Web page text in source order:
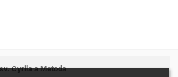
Cyrila a Metoda